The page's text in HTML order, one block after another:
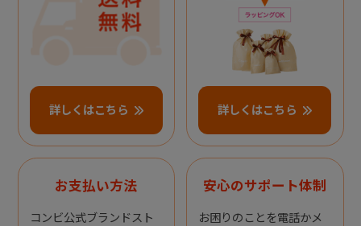
詳しくはこちら 詳しくはこちら
お支払い方法
コンビ公式ブランドスト
安心のサポート体制
お困りのことを電話かメ